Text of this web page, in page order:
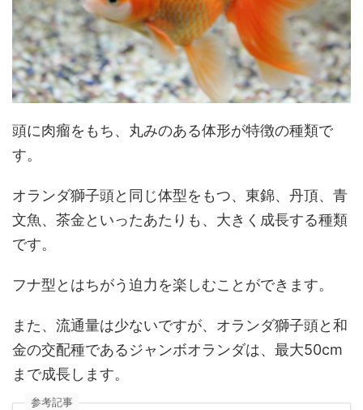
頭に肉瘤をもち、丸みのある体形が特徴の種類で
す。
オランダ獅子頭と同じ体型をもつ、東錦、丹頂、青
文魚、茶金といったあたりも、大きく成長する種類
です。
フナ型とはちがう迫力を楽しむことができます。
また、流通量は少ないですが、オランダ獅子頭と和
金の交配種であるジャンボオランダは、最大50cm
まで成長します。
参考記事